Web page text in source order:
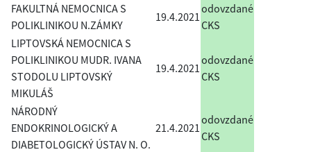
FAKULTNÁ NEMOCNICA S
POLIKLINIKOU N.ZÁMKY
19.4.2021
odovzdané
CKS
LIPTOVSKÁ NEMOCNICA S
POLIKLINIKOU MUDR. IVANA
STODOLU LIPTOVSKÝ
MIKULÁŠ
19.4.2021
odovzdané
CKS
NÁRODNÝ
ENDOKRINOLOGICKÝ A
DIABETOLOGICKÝ ÚSTAV N. O.
21.4.2021
odovzdané
CKS